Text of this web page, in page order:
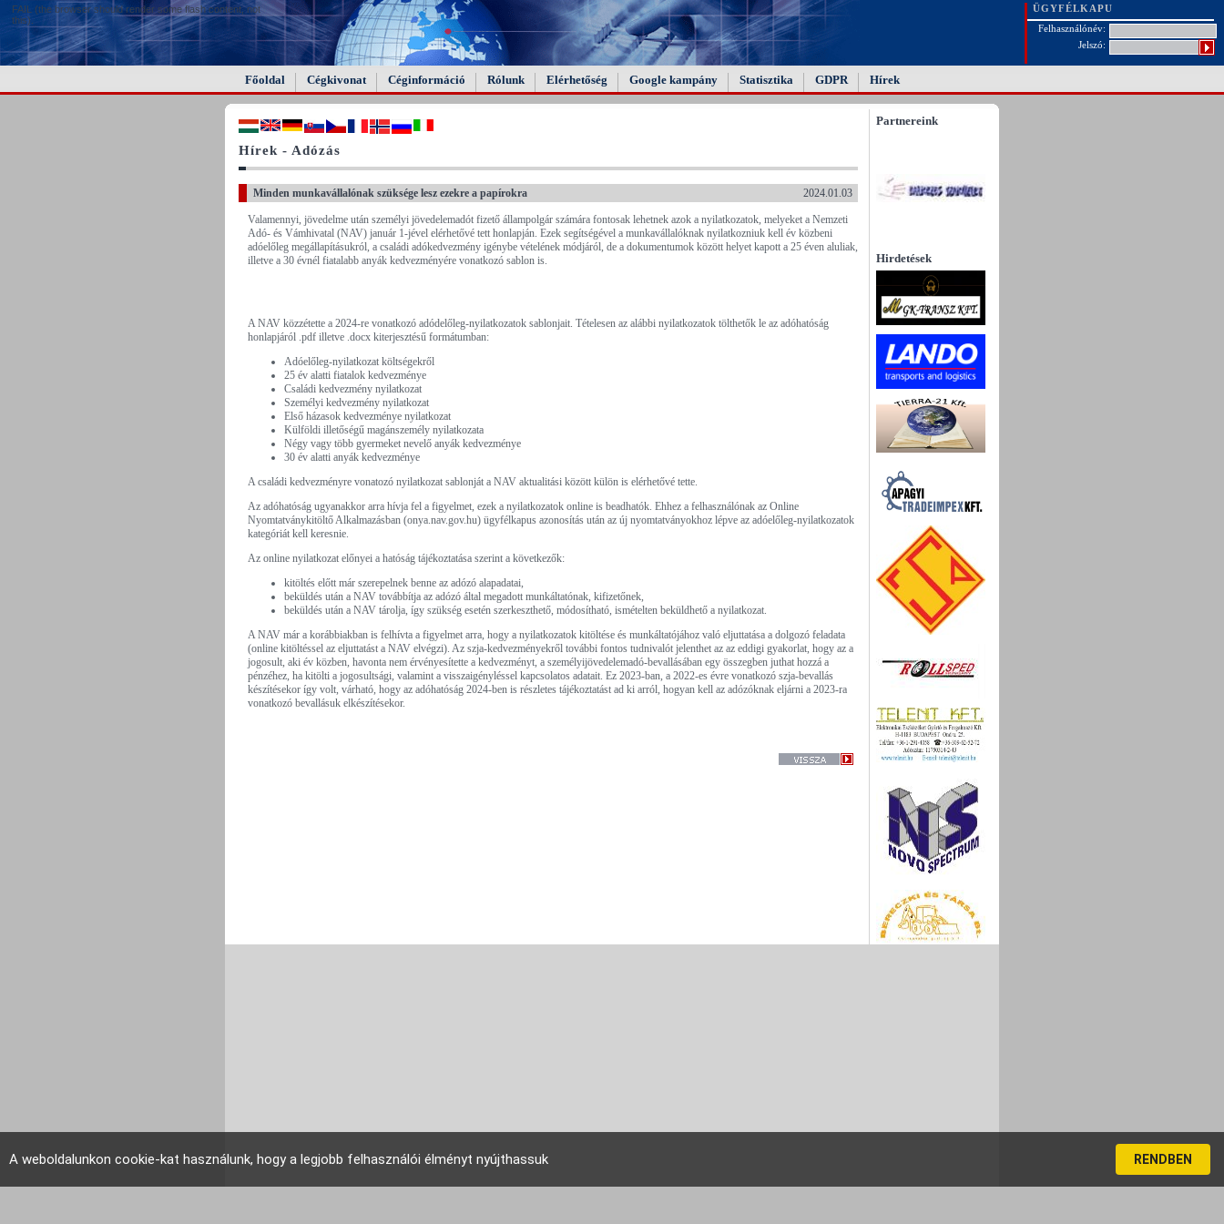
FAIL (the browser should render some flash content, not
this).
ÜGYFÉLKAPU
Felhasználónév:
Jelszó:
Főoldal Cégkivonat Céginformáció Rólunk Elérhetőség Google kampány Statisztika GDPR Hírek
Hírek - Adózás
Minden munkavállalónak szüksége lesz ezekre a papírokra 2024.01.03
Valamennyi, jövedelme után személyi jövedelemadót fizető állampolgár számára fontosak lehetnek azok a nyilatkozatok, melyeket a Nemzeti
Adó- és Vámhivatal (NAV) január 1-jével elérhetővé tett honlapján. Ezek segítségével a munkavállalóknak nyilatkozniuk kell év közbeni
adóelőleg megállapításukról, a családi adókedvezmény igénybe vételének módjáról, de a dokumentumok között helyet kapott a 25 éven aluliak,
illetve a 30 évnél fiatalabb anyák kedvezményére vonatkozó sablon is.
A NAV közzétette a 2024-re vonatkozó adódelőleg-nyilatkozatok sablonjait. Tételesen az alábbi nyilatkozatok tölthetők le az adóhatóság
honlapjáról .pdf illetve .docx kiterjesztésű formátumban:
Adóelőleg-nyilatkozat költségekről
25 év alatti fiatalok kedvezménye
Családi kedvezmény nyilatkozat
Személyi kedvezmény nyilatkozat
Első házasok kedvezménye nyilatkozat
Külföldi illetőségű magánszemély nyilatkozata
Négy vagy több gyermeket nevelő anyák kedvezménye
30 év alatti anyák kedvezménye
A családi kedvezményre vonatozó nyilatkozat sablonját a NAV aktualitási között külön is elérhetővé tette.
Az adóhatóság ugyanakkor arra hívja fel a figyelmet, ezek a nyilatkozatok online is beadhatók. Ehhez a felhasználónak az Online
Nyomtatványkitöltő Alkalmazásban (onya.nav.gov.hu) ügyfélkapus azonosítás után az új nyomtatványokhoz lépve az adóelőleg-nyilatkozatok
kategóriát kell keresnie.
Az online nyilatkozat előnyei a hatóság tájékoztatása szerint a következők:
kitöltés előtt már szerepelnek benne az adózó alapadatai,
beküldés után a NAV továbbítja az adózó által megadott munkáltatónak, kifizetőnek,
beküldés után a NAV tárolja, így szükség esetén szerkeszthető, módosítható, ismételten beküldhető a nyilatkozat.
A NAV már a korábbiakban is felhívta a figyelmet arra, hogy a nyilatkozatok kitöltése és munkáltatójához való eljuttatása a dolgozó feladata
(online kitöltéssel az eljuttatást a NAV elvégzi). Az szja-kedvezményekről további fontos tudnivalót jelenthet az az eddigi gyakorlat, hogy az a
jogosult, aki év közben, havonta nem érvényesítette a kedvezményt, a személyijövedelemadó-bevallásában egy összegben juthat hozzá a
pénzéhez, ha kitölti a jogosultsági, valamint a visszaigényléssel kapcsolatos adatait. Ez 2023-ban, a 2022-es évre vonatkozó szja-bevallás
készítésekor így volt, várható, hogy az adóhatóság 2024-ben is részletes tájékoztatást ad ki arról, hogyan kell az adózóknak eljárni a 2023-ra
vonatkozó bevallásuk elkészítésekor.
Partnereink
Hirdetések
A weboldalunkon cookie-kat használunk, hogy a legjobb felhasználói élményt nyújthassuk RENDBEN